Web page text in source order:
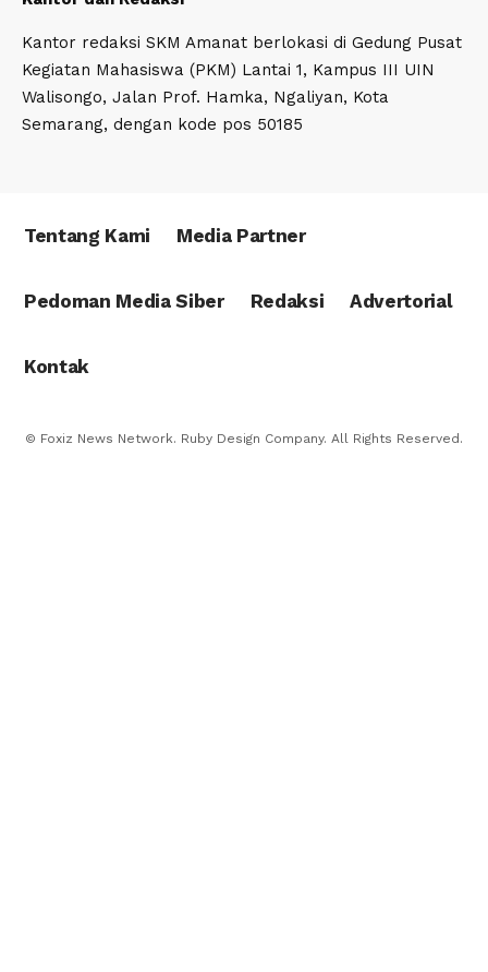
Kantor redaksi SKM Amanat berlokasi di Gedung Pusat
Kegiatan Mahasiswa (PKM) Lantai 1, Kampus III UIN
Walisongo, Jalan Prof. Hamka, Ngaliyan, Kota
Semarang, dengan kode pos 50185
Tentang Kami Media Partner
Pedoman Media Siber Redaksi Advertorial
Kontak
© Foxiz News Network. Ruby Design Company. All Rights Reserved.